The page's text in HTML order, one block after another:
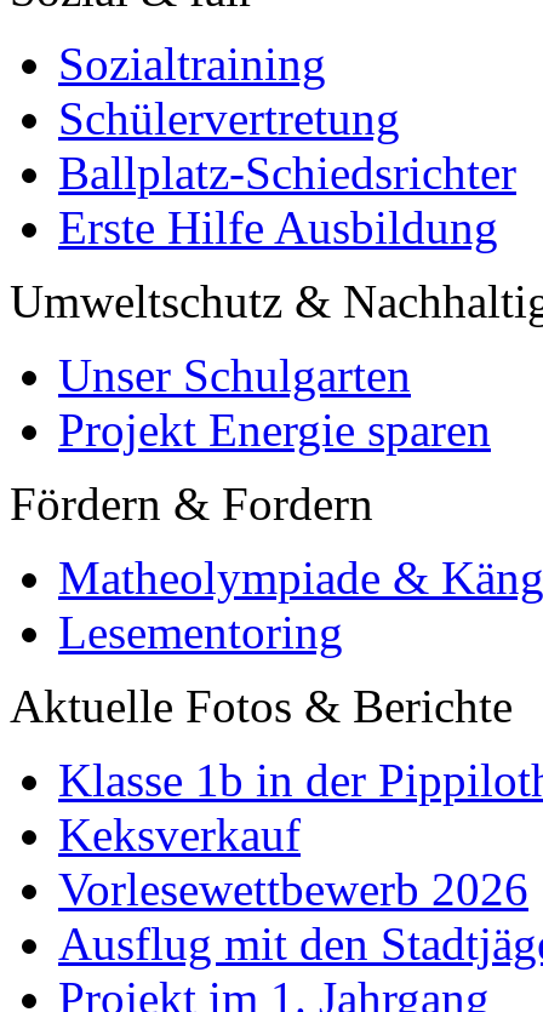
Sozialtraining
Schülervertretung
Ballplatz-Schiedsrichter
Erste Hilfe Ausbildung
Umweltschutz &
Unser Schulgarten
Projekt Energie sparen
Fördern & Fordern
Matheolympiade &
Lesementoring
Aktuelle Fotos & Berichte
Klasse 1b in der
Keksverkauf
Vorlesewettbewerb 2026
Ausflug mit den
Projekt im 1. Jahrgang